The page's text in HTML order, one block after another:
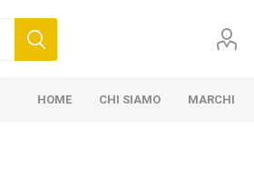
HOME CHI SIAMO MARCHI